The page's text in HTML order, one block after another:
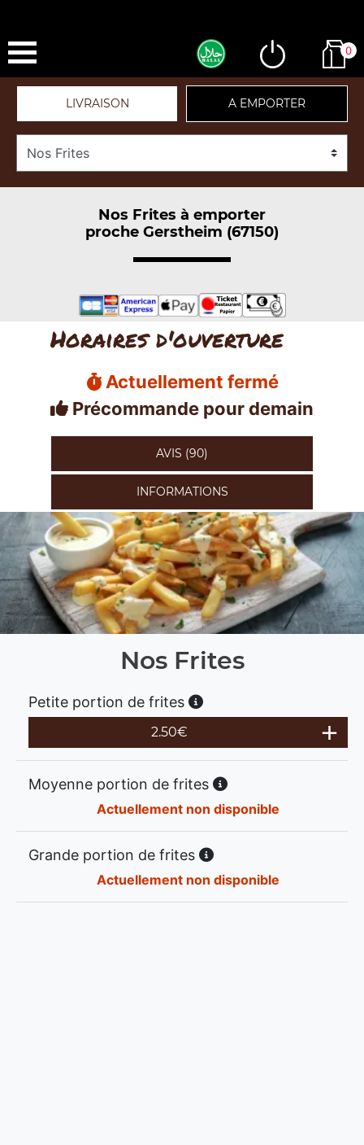
0
LIVRAISON A EMPORTER
Nos Frites à emporter
proche Gerstheim (67150)
Horaires d'ouverture
Actuellement fermé
Précommande pour demain
AVIS (90)
INFORMATIONS
Nos Frites
Petite portion de frites
2.50€
Moyenne portion de frites
Actuellement non disponible
Grande portion de frites
Actuellement non disponible